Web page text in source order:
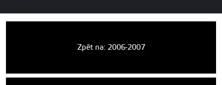
Zpět na: 2006-2007